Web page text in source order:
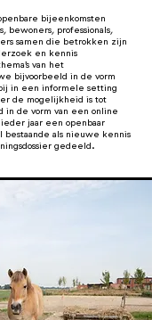
bijeenkomsten
bewoners, professionals,
samen die betrokken zijn
en kennis
van het
bijvoorbeeld in de vorm
in een informele setting
de mogelijkheid is tot
de vorm van een online
jaar een openbaar
als nieuwe kennis
gedeeld.